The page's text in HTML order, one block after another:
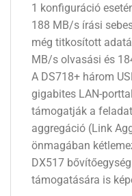
1 konfiguráció
188 MB/s írási
még titkosított
MB/s olvasási és
A DS718+ három
gigabites LAN-
támogatják a
aggregáció (Link
önmagában
DX517
támogatására is